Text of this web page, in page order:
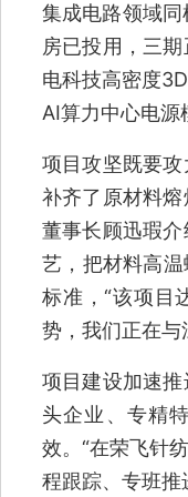
集成电路领域
房已投用，三
电科技高密度
AI算力中心电
项目攻坚既要
补齐了原材料
董事长顾迅瑕
艺，把材料高
标准，“该项目
势，我们正在与
项目建设加速
头企业、专精
效。“在荣飞针
程跟踪、专班